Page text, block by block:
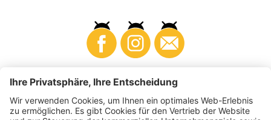
Business Produzenten